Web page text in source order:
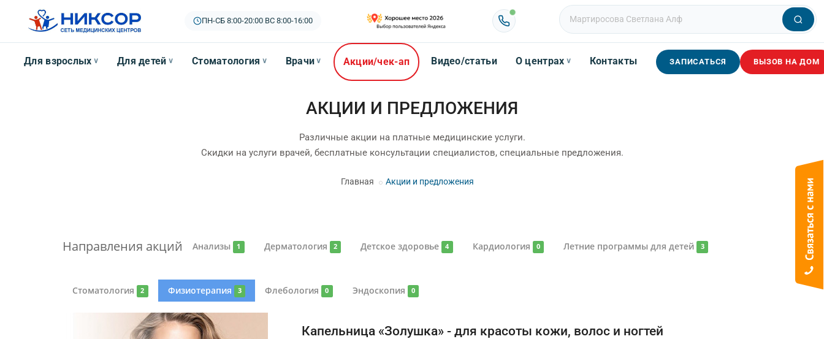
ПН-СБ 8:00-20:00| ВС 8:00-16:00
Для взрослых ∨ Для детей ∨ Стоматология ∨ Врачи ∨ Акции/чек-ап Видео/статьи О центрах ∨ Контакты ЗАПИСАТЬСЯ ВЫЗОВ НА ДОМ
АКЦИИ И ПРЕДЛОЖЕНИЯ
Различные акции на платные медицинские услуги.
Скидки на услуги врачей, бесплатные консультации специалистов, специальные предложения.
Главная Акции и предложения
Направления акций Анализы 1 Дерматология 2 Детское здоровье 4 Кардиология 0 Летние программы для детей 3
Стоматология 2 Физиотерапия 3 Флебология 0 Эндоскопия 0
Капельница «Золушка» - для красоты кожи, волос и ногтей